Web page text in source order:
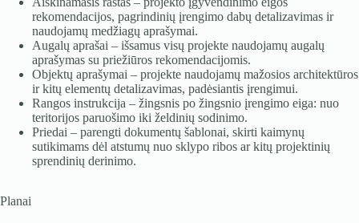
rekomendacijos, pagrindinių įrengimo dabų detalizavimas ir
naudojamų medžiagų aprašymai.
Augalų aprašai – išsamus visų projekte naudojamų augalų
aprašymas su priežiūros rekomendacijomis.
Objektų aprašymai – projekte naudojamų mažosios architektūros
ir kitų elementų detalizavimas, padėsiantis įrengimui.
Rangos instrukcija – žingsnis po žingsnio įrengimo eiga: nuo
teritorijos paruošimo iki želdinių sodinimo.
Priedai – parengti dokumentų šablonai, skirti kaimynų
sutikimams dėl atstumų nuo sklypo ribos ar kitų projektinių
sprendinių derinimo.
Planai